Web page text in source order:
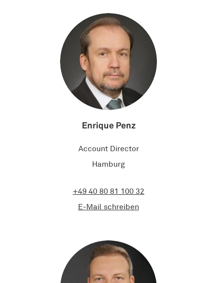
Enrique Penz
Account Director
Hamburg
+49 40 80 81 100 32
E-Mail schreiben